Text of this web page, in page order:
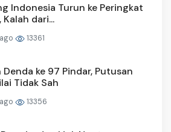
Indonesia Turun ke Peringkat
dari...
13361
ke 97 Pindar, Putusan
Tidak Sah
13356